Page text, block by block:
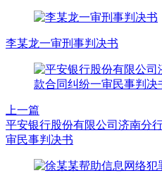
李某龙一审刑事判决书
上一篇
平安银行股份有限公司济南分
审民事判决书